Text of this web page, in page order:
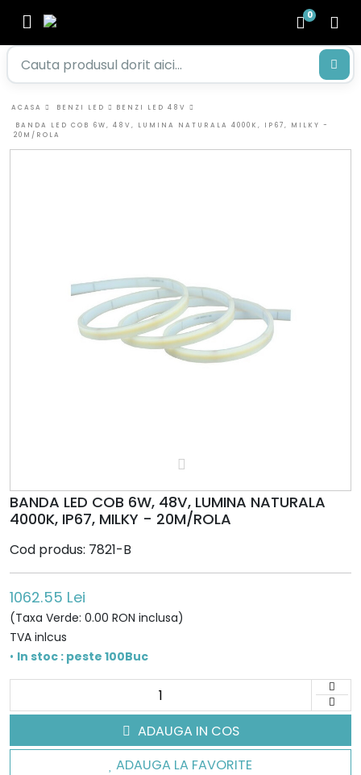
0
ACASA BENZI LED
BENZI LED 48V
BANDA LED COB 6W, 48V, LUMINA NATURALA 4000K, IP67, MILKY -
20M/ROLA
BANDA LED COB 6W, 48V, LUMINA NATURALA
4000K, IP67, MILKY - 20M/ROLA
Cod produs: 7821-B
1062.55 Lei
(Taxa Verde: 0.00 RON inclusa)
TVA inlcus
• In stoc : peste 100Buc
ADAUGA IN COS
ADAUGA LA FAVORITE